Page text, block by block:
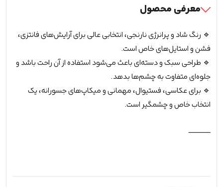
معرفی محصول
🔹 رنگ شاد و پرانرژی نارنجی، انتخابی عالی برای آرایش‌های فانتزی،
فشن و استایل‌های خاص است.
🔹 طراحی سبک و دسته‌ای باعث می‌شود استفاده از آن راحت باشد و
جلوه‌ای متفاوت به چشم‌ها بدهد.
🔹 برای عکاسی، فستیوال، مهمانی و میکاپ‌های جسورانه، یک
انتخاب خاص و چشمگیر است.
⸻